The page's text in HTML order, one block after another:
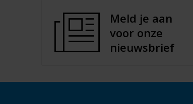
Meld je aan
voor onze
nieuwsbrief